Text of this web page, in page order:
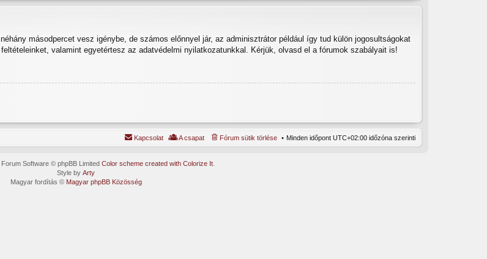
másodpercet vesz igénybe, de számos előnnyel jár, az adminisztrátor például így tud külön jogosultságokat
valamint egyetértesz az adatvédelmi nyilatkozatunkkal. Kérjük, olvasd el a fórumok szabályait is!
Minden időpont UTC+02:00 időzóna szerinti
Fórum sütik törlése
A csapat
Kapcsolat
Software © phpBB Limited Color scheme created with Colorize It.
Style by Arty
Magyar fordítás © Magyar phpBB Közösség